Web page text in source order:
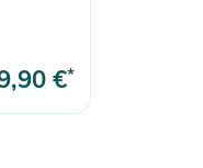
€*